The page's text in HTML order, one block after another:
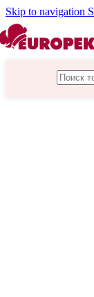
Skip to navigation